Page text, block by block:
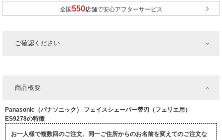
全国 店舗で安心アフターサービス
ご確認ください
商品概要
Panasonic（パナソニック） フェイスシェーバー替刃（フェリエ用）
ES9278の特徴
お一人様で複数回のご注文、同一ご住所からのお名前を変えてのご注文な